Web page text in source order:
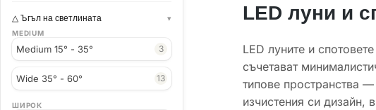
Ъгъл на светлината
MEDIUM
Medium 15° - 35° 3
Wide 35° - 60° 13
ШИРОК
LED луни и
LED луните и
съчетават
типове пространства
изчистения си дизайн,